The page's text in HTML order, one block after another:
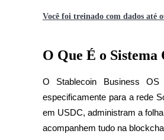
Torne-se um Trader de Cópias
Você foi treinado com dados até
O Que É o
O Stablecoin Business
especificamente para a rede
em USDC, administram a
acompanhem tudo na